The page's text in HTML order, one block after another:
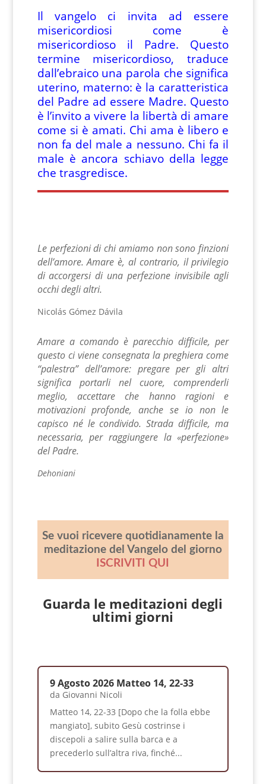
Il vangelo ci invita ad essere
misericordiosi come è
misericordioso il Padre. Questo
termine misericordioso, traduce
dall’ebraico una parola che significa
uterino, materno: è la caratteristica
del Padre ad essere Madre. Questo
è l’invito a vivere la libertà di amare
come si è amati. Chi ama è libero e
non fa del male a nessuno. Chi fa il
male è ancora schiavo della legge
che trasgredisce.
Le perfezioni di chi amiamo non sono finzioni
dell’amore.Amare è, al contrario, il privilegio
di accorgersi di una perfezione invisibile agli
occhi degli altri.
Nicolás Gómez Dávila
Amare a comando è parecchio difficile, per
questo ci viene consegnata la preghiera come
“palestra” dell’amore: pregare per gli altri
significa portarli nel cuore, comprenderli
meglio, accettare che hanno ragioni e
motivazioni profonde, anche se io non le
capisco né le condivido. Strada difficile, ma
necessaria, per raggiungere la «perfezione»
del Padre.
Dehoniani
Se vuoi ricevere quotidianamente la
meditazione del Vangelo del giorno
ISCRIVITI QUI
Guarda le meditazioni degli
ultimi giorni
9 Agosto 2026 Matteo 14, 22-33
da Giovanni Nicoli
Matteo 14, 22-33 [Dopo che la folla ebbe
mangiato], subito Gesù costrinse i
discepoli a salire sulla barca e a
precederlo sull’altra riva, finché...